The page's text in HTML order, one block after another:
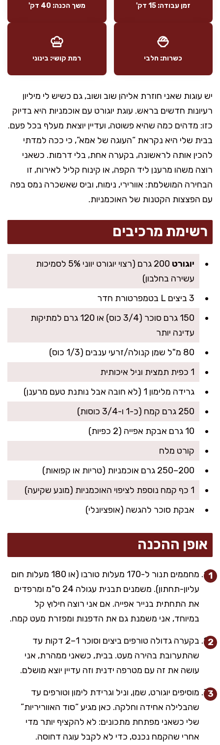
זמן עבודה: 15 דק' משך הכנה: 40 דק'
כשרות: חלבי רמת קושי: בינוני
יש עוגות שאני חוזרת אליהן שוב ושוב, גם כשיש לי מיליון
רעיונות חדשים בראש. עוגת יוגורט עם אוכמניות היא בדיוק
כזו: מדהים כמה שהיא פשוטה, ועדיין יוצאת מעלף בכל פעם.
בבית שלי היא נקראת “העוגה של אמא”, כי ככה למדתי
להכין אותה לראשונה, בקערה אחת, בלי דרמות. כשאני
רוצה משהו מרענן ליד הקפה, או קינוח קליל לאירוח, זו
הבחירה המושלמת: אוורירי, נימוח, וביס שאשכרה נמס בפה
עם הפצצות הקטנות של האוכמניות.
רשימת מרכיבים
יוגורט
200 גרם (רצוי יוגורט יווני 5% לסמיכות
עשירה בחלבון)
3 ביצים L בטמפרטורת חדר
150 גרם סוכר (3/4 כוס) או 120 גרם למתיקות
עדינה יותר
80 מ"ל שמן קנולה/זרעי ענבים (1/3 כוס)
1 כפית תמצית וניל איכותית
גרידה מלימון 1 (לא חובה אבל נותנת טעם מרענן)
250 גרם קמח (כ-1 ו-3/4 כוסות)
10 גרם אבקת אפייה (2 כפיות)
קורט מלח
200–250 גרם אוכמניות (טריות או קפואות)
1 כף קמח נוספת לציפוי האוכמניות (מונע שקיעה)
אבקת סוכר להגשה (אופציונלי)
אופן ההכנה
מחממים תנור ל-170 מעלות טורבו (או 180 מעלות חום
עליון-תחתון). משמנים תבנית עגולה 24 ס"מ ומרפדים
את התחתית בנייר אפייה. אם אני רוצה חילוץ קל
במיוחד, אני משמנת גם את הדפנות ומפזרת מעט קמח.
בקערה גדולה טורפים ביצים וסוכר 1–2 דקות עד
שהתערובת בהירה מעט. בבית, כשאני ממהרת, אני
עושה את זה עם מטרפה ידנית וזה עדיין יוצא מושלם.
מוסיפים יוגורט, שמן, וניל וגרידת לימון וטורפים עד
שהבלילה אחידה וחלקה. כאן מגיע “סוד האווריריות”
שלי כשאני מפתחת מתכונים: לא להקציף יותר מדי
אחרי שהקמח נכנס, כדי לא לקבל עוגה דחוסה.